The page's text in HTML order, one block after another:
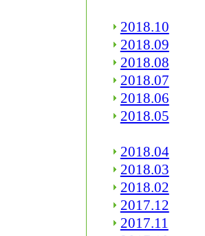
2018.10
2018.09
2018.08
2018.07
2018.06
2018.05
2018.04
2018.03
2018.02
2017.12
2017.11